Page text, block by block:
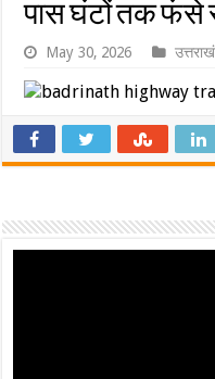
पास घंटों तक फंसे
May 30, 2026